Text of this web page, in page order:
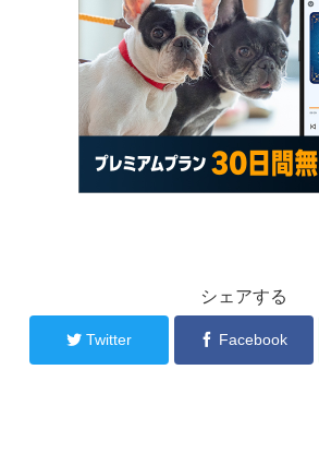
シェアする
Twitter Facebook